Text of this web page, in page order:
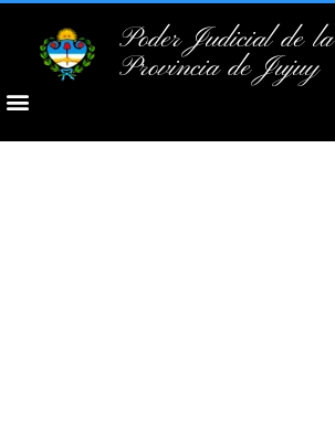
Poder Judicial de la
Provincia de Jujuy